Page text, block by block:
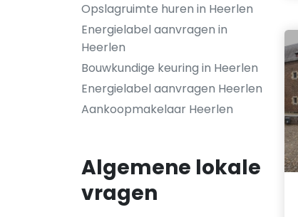
Opslagruimte huren in Heerlen
Energielabel aanvragen in
Heerlen
Bouwkundige keuring in Heerlen
Energielabel aanvragen Heerlen
Aankoopmakelaar Heerlen
Algemene lokale
vragen